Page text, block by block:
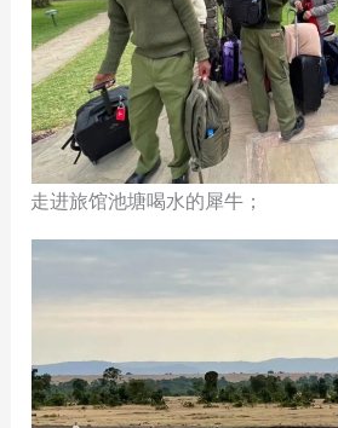
走进旅馆池塘喝水的犀牛；